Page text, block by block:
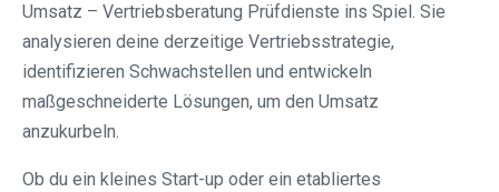
Umsatz – Vertriebsberatung Prüfdienste ins Spiel. Sie
analysieren deine derzeitige Vertriebsstrategie,
identifizieren Schwachstellen und entwickeln
maßgeschneiderte Lösungen, um den Umsatz
anzukurbeln.
Ob du ein kleines Start-up oder ein etabliertes